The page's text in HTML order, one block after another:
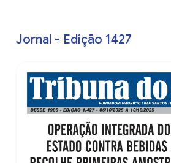
Jornal - Edição 1427